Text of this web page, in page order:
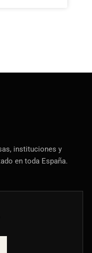
instituciones y
en toda España.